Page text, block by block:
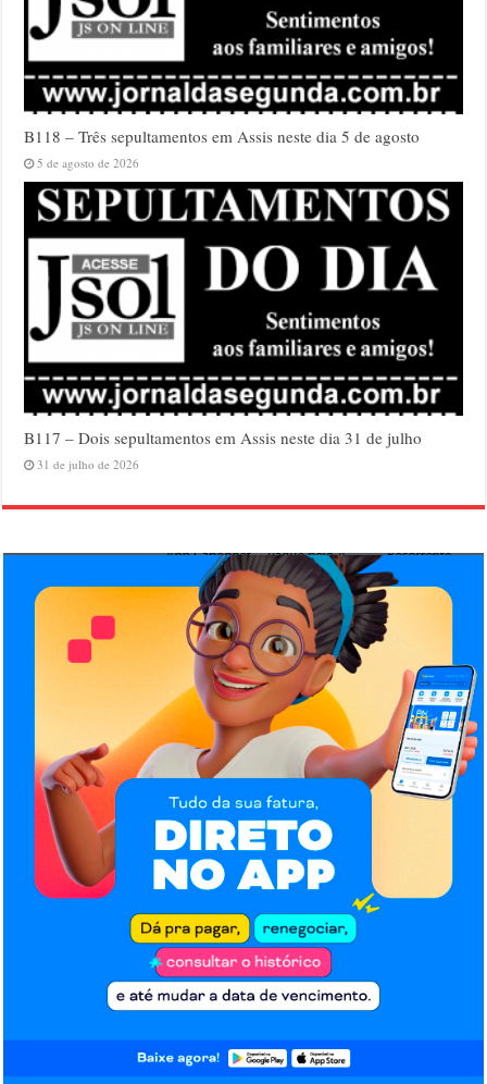
B118 – Três sepultamentos em Assis neste dia 5 de agosto
5 de agosto de 2026
B117 – Dois sepultamentos em Assis neste dia 31 de julho
31 de julho de 2026